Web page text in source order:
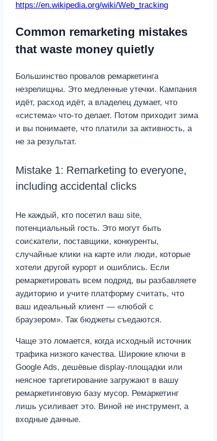
https://en.wikipedia.org/wiki/Web_tracking
Common remarketing mistakes
that waste money quietly
Большинство провалов ремаркетинга
незрелищны. Это медленные утечки. Кампания
идёт, расход идёт, а владелец думает, что
«система» что-то делает. Потом приходит зима
и вы понимаете, что платили за активность, а
не за результат.
Mistake 1: Remarketing to everyone,
including accidental clicks
Не каждый, кто посетил ваш site,
потенциальный гость. Это могут быть
соискатели, поставщики, конкуренты,
случайные клики на карте или люди, которые
хотели другой курорт и ошиблись. Если
ремаркетировать всем подряд, вы разбавляете
аудиторию и учите платформу считать, что
ваш идеальный клиент — «любой с
браузером». Так бюджеты съедаются.
Чаще это ломается, когда исходный источник
трафика низкого качества. Широкие ключи в
Google Ads, дешёвые display-площадки или
неясное таргетирование загружают в вашу
ремаркетинговую базу мусор. Ремаркетинг
лишь усиливает это. Виной не инструмент, а
входные данные.